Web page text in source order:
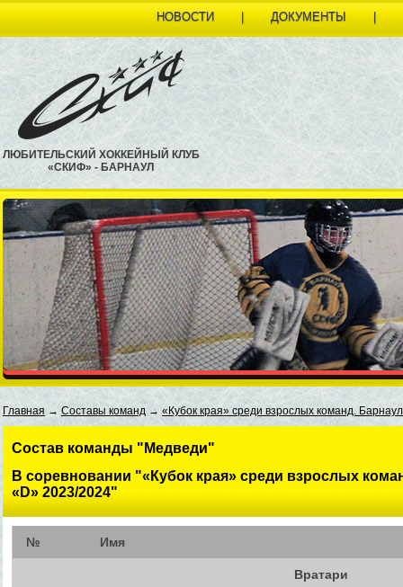
НОВОСТИ | ДОКУМЕНТЫ |
ЛЮБИТЕЛЬСКИЙ ХОККЕЙНЫЙ КЛУБ
«СКИФ» - БАРНАУЛ
Главная → Составы команд → «Кубок края» среди взрослых команд.
Состав команды "Медведи"
В соревновании "«Кубок края» среди взрослых
«D» 2023/2024"
№ Имя
Вратари